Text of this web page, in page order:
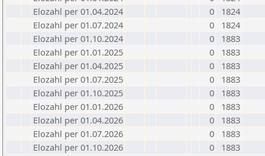
Elozahl per 01.04.2024
0
1824
Elozahl per 01.07.2024
0
1824
Elozahl per 01.10.2024
0
1883
Elozahl per 01.01.2025
0
1883
Elozahl per 01.04.2025
0
1883
Elozahl per 01.07.2025
0
1883
Elozahl per 01.10.2025
0
1883
Elozahl per 01.01.2026
0
1883
Elozahl per 01.04.2026
0
1883
Elozahl per 01.07.2026
0
1883
Elozahl per 01.10.2026
0 1883